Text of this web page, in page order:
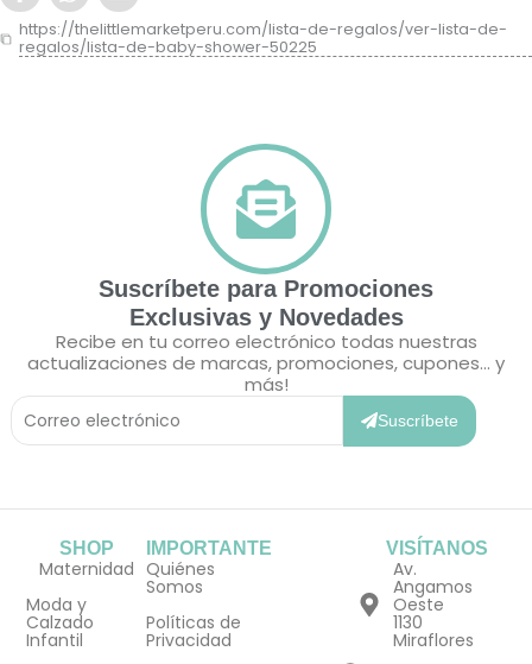
https://thelittlemarketperu.com/lista-de-regalos/ver-lista-de-
regalos/lista-de-baby-shower-50225
Suscríbete para Promociones
Exclusivas y Novedades
Recibe en tu correo electrónico todas nuestras
actualizaciones de marcas, promociones, cupones... y
más!
Correo
Electrónico
Suscríbete
SHOP
Maternidad
Moda y
Calzado
Infantil
IMPORTANTE
Quiénes
Somos
Políticas de
Privacidad
VISÍTANOS
Av.
Angamos
Oeste
1130
Miraflores